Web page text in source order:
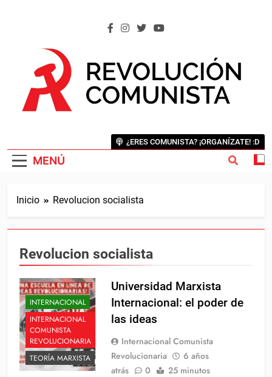
MENÚ
¿ERES COMUNISTA? ¡ORGANÍZATE! :D
Inicio Revolucion socialista
Revolucion socialista
INTERNACIONAL
INTERNACIONAL
COMUNISTA
REVOLUCIONARIA
TEORÍA MARXISTA
Universidad Marxista
Internacional: el poder de
las ideas
Internacional Comunista
Revolucionaria
6 años
atrás
0 25 minutos